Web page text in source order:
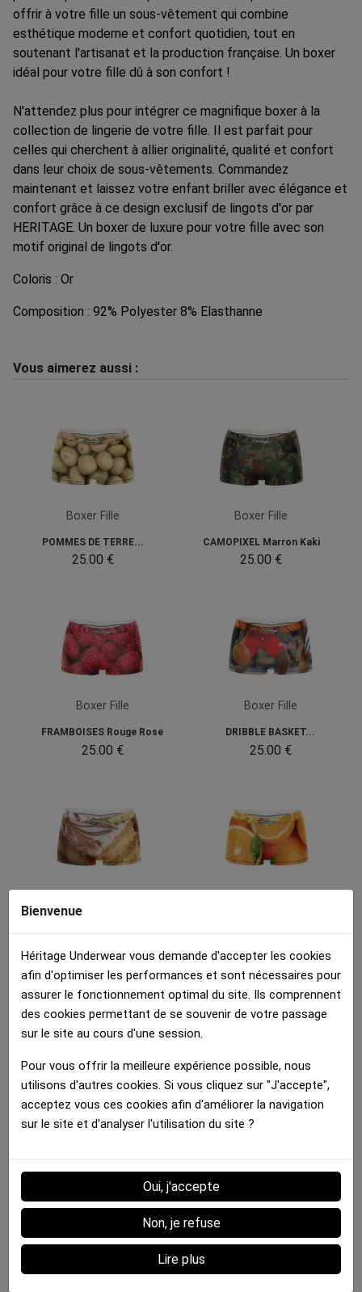
offrir à votre fille un sous-vêtement qui combine
esthétique moderne et confort quotidien, tout en
soutenant l'artisanat et la production française. Un boxer
idéal pour votre fille dû à son confort !
N'attendez plus pour intégrer ce magnifique boxer à la
collection de lingerie de votre fille. Il est parfait pour
celles qui cherchent à allier originalité, qualité et confort
dans leur choix de sous-vêtements. Commandez
maintenant et laissez votre enfant briller avec élégance et
confort grâce à ce design exclusif de lingots d'or par
HERITAGE. Un boxer de luxure pour votre fille avec son
motif original de lingots d'or.
Coloris : Or
Composition : 92% Polyester 8% Elasthanne
Vous aimerez aussi :
Boxer Fille
POMMES DE TERRE...
25.00 €
Boxer Fille
CAMOPIXEL Marron Kaki
25.00 €
Boxer Fille
FRAMBOISES Rouge Rose
25.00 €
Boxer Fille
DRIBBLE BASKET...
25.00 €
Détails :
Fiche technique
MATIERE
Microfibre
COULEUR DOMINANTE
Or
STYLE
Tendance
GENRE
Fille
COULEUR DIFFERENCIANTE
Noir
TYPE PRODUIT
Boxer
UNIVERS
Pays
Bienvenue
Héritage Underwear vous demande d'accepter les cookies
afin d'optimiser les performances et sont nécessaires pour
assurer le fonctionnement optimal du site. Ils comprennent
des cookies permettant de se souvenir de votre passage
sur le site au cours d'une session.
Pour vous offrir la meilleure expérience possible, nous
utilisons d'autres cookies. Si vous cliquez sur "J'accepte",
acceptez vous ces cookies afin d'améliorer la navigation
sur le site et d'analyser l'utilisation du site ?
Oui, j'accepte
Non, je refuse
Lire plus